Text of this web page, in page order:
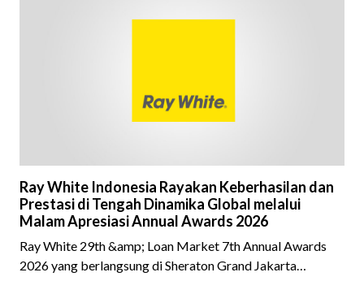
fokus pada harga atau lokasi tanpa memperhatikan
Ray White Indonesia Rayakan Keberhasilan dan
Prestasi di Tengah Dinamika Global melalui
Malam Apresiasi Annual Awards 2026
Ray White 29th &amp; Loan Market 7th Annual Awards
2026 yang berlangsung di Sheraton Grand Jakarta